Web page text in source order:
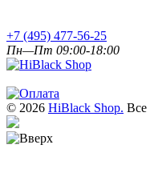
+7 (495) 477-56-25
Пн—Пт 09:00-18:00
© 2026 HiBlack Shop. Все